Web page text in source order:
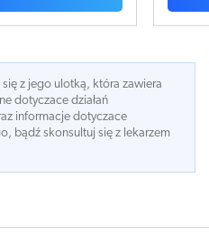
z jego ulotką, która zawiera
dotyczace działań
informacje dotyczace
bądź skonsultuj się z lekarzem